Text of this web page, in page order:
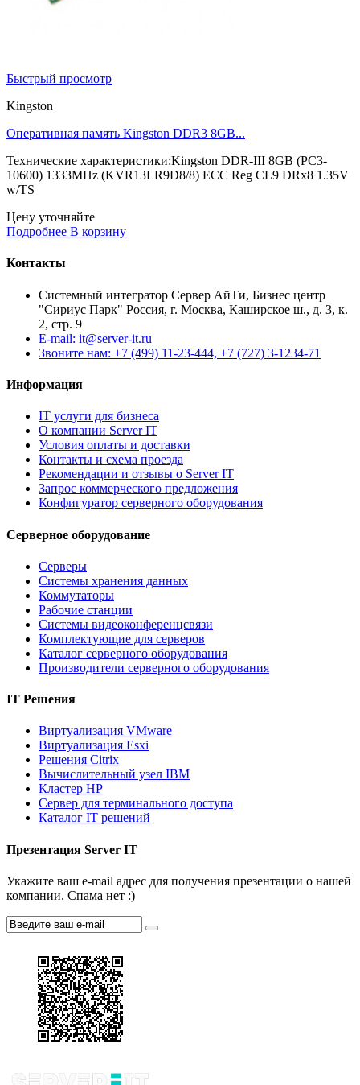
Быстрый просмотр
Kingston
Оперативная память Kingston DDR3 8GB...
Технические характеристики:Kingston DDR-III 8GB (PC3-
10600) 1333MHz (KVR13LR9D8/8) ECC Reg CL9 DRx8 1.35V
w/TS
Цену уточняйте
Подробнее В корзину
Контакты
Системный интегратор Сервер АйТи, Бизнес центр
"Сириус Парк" Россия, г. Москва, Каширское ш., д. 3, к.
2, стр. 9
E-mail: it@server-it.ru
Звоните нам: +7 (499) 11-23-444, +7 (727) 3-1234-71
Информация
IT услуги для бизнеса
О компании Server IT
Условия оплаты и доставки
Контакты и схема проезда
Рекомендации и отзывы о Server IT
Запрос коммерческого предложения
Конфигуратор серверного оборудования
Серверное оборудование
Серверы
Системы хранения данных
Коммутаторы
Рабочие станции
Системы видеоконференцсвязи
Комплектующие для серверов
Каталог серверного оборудования
Производители серверного оборудования
IT Решения
Виртуализация VMware
Виртуализация Esxi
Решения Citrix
Вычислительный узел IBM
Кластер HP
Сервер для терминального доступа
Каталог IT решений
Презентация Server IT
Укажите ваш e-mail адрес для получения презентации о нашей
компании. Спама нет :)